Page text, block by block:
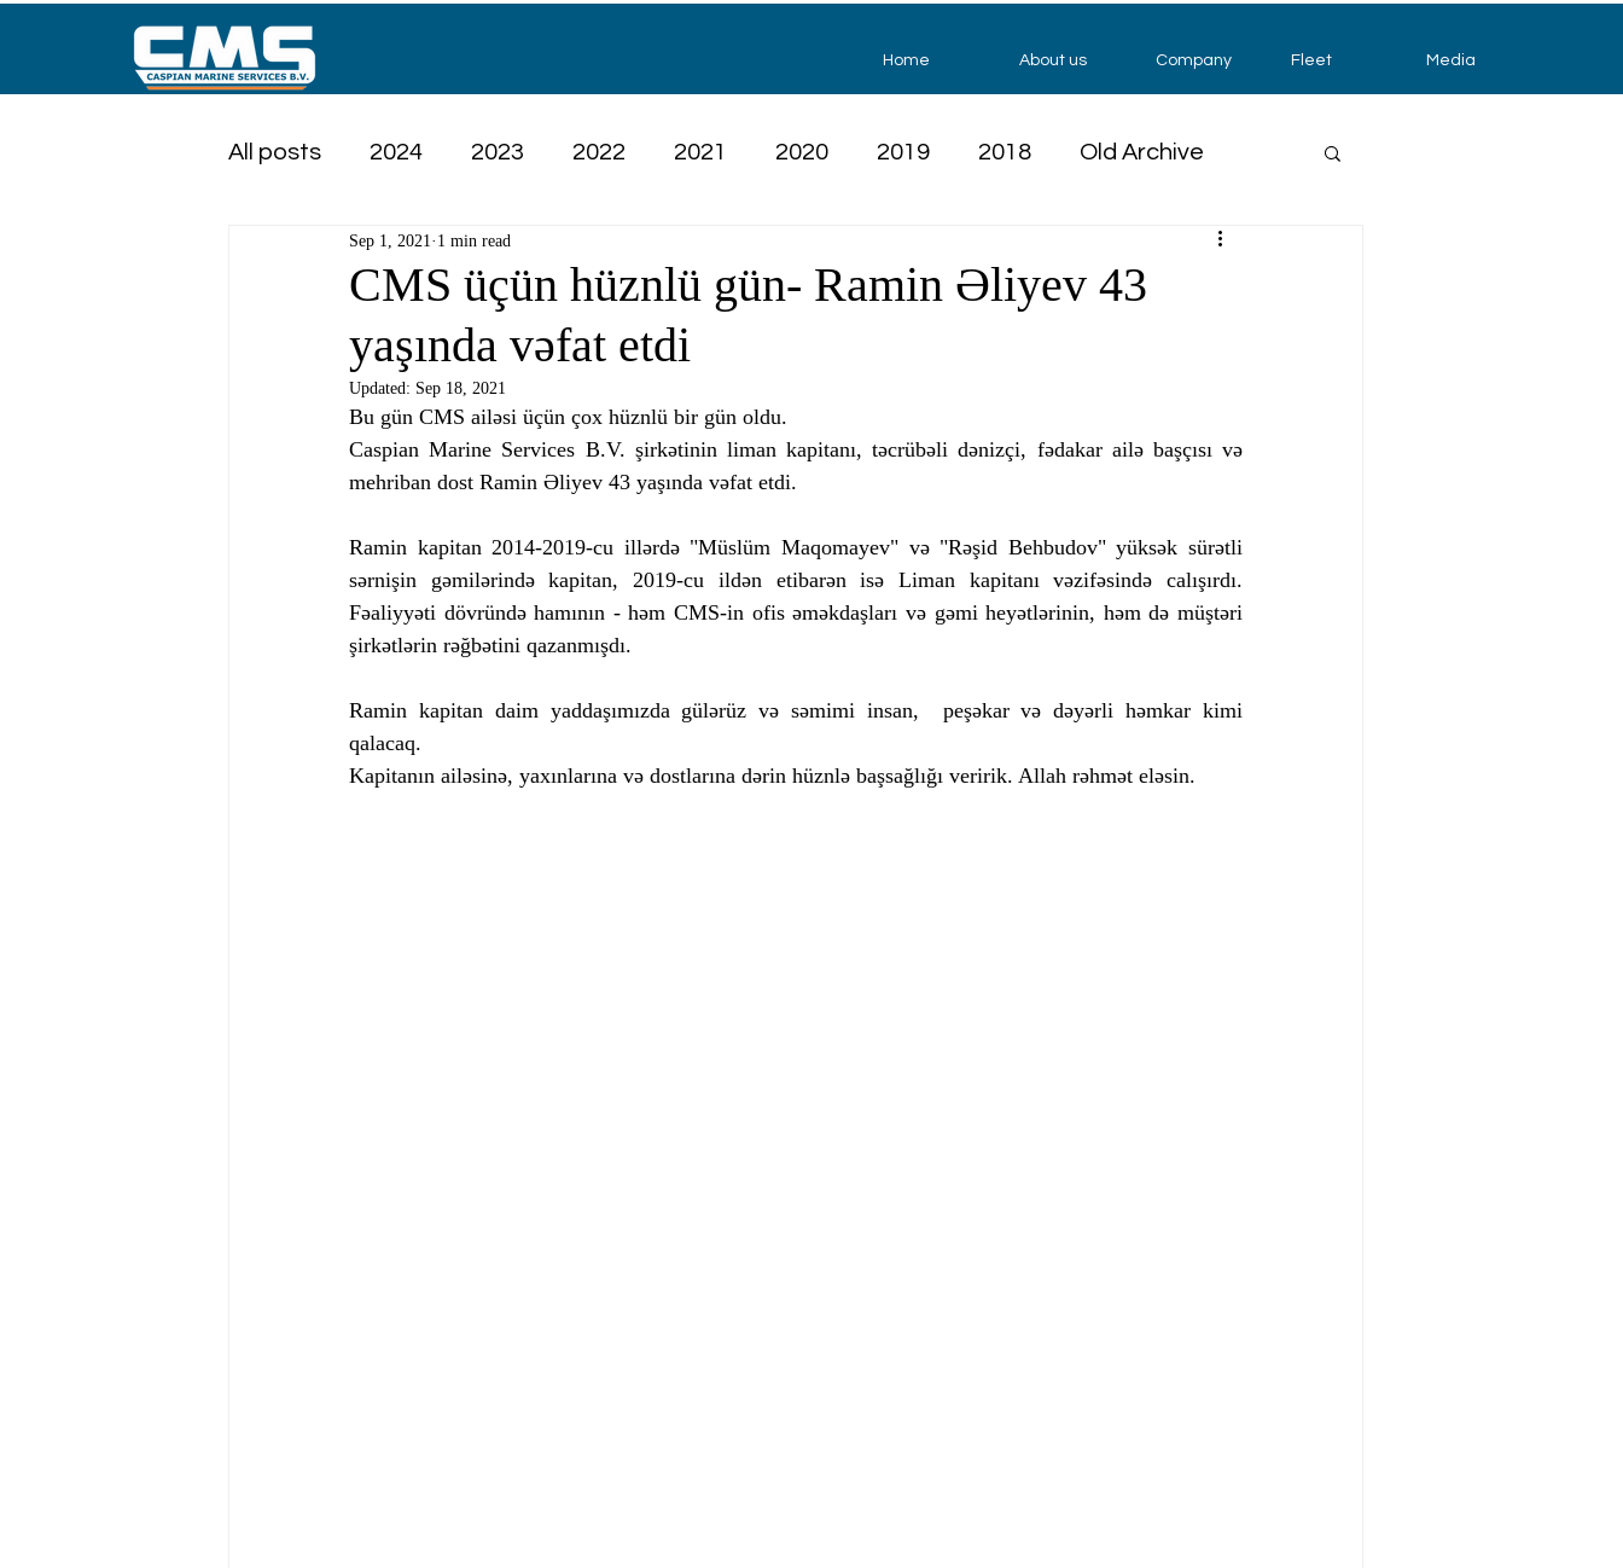
Home About us Company Fleet Media
All posts 2024 2023 2022 2021 2020 2019 2018 Old Archive
CMS üçün hüznlü gün- Ramin Əliyev 43
yaşında vəfat etdi
Sep 1, 2021 1 min read
Updated: Sep 18, 2021
Bu gün CMS ailəsi üçün çox hüznlü bir gün oldu.
Caspian Marine Services B.V. şirkətinin liman kapitanı, təcrübəli dənizçi, fədakar ailə başçısı və
mehriban dost Ramin Əliyev 43 yaşında vəfat etdi.
Ramin kapitan 2014-2019-cu illərdə "Müslüm Maqomayev" və "Rəşid Behbudov" yüksək sürətli
sərnişin gəmilərində kapitan, 2019-cu ildən etibarən isə Liman kapitanı vəzifəsində calışırdı.
Fəaliyyəti dövründə hamının - həm CMS-in ofis əməkdaşları və gəmi heyətlərinin, həm də müştəri
şirkətlərin rəğbətini qazanmışdı.
Ramin kapitan daim yaddaşımızda gülərüz və səmimi insan,  peşəkar və dəyərli həmkar kimi
qalacaq.
Kapitanın ailəsinə, yaxınlarına və dostlarına dərin hüznlə başsağlığı veririk. Allah rəhmət eləsin.